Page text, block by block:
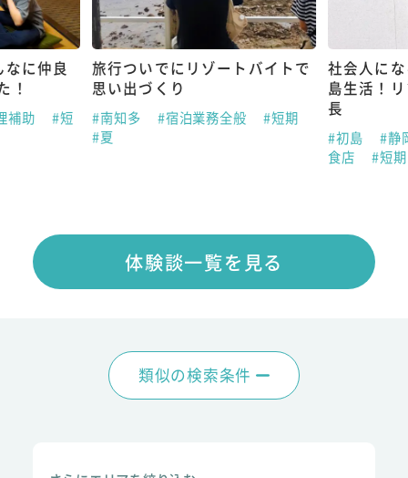
に仲良
！
補助 #短
旅行ついでにリゾートバイトで
思い出づくり
#南知多 #宿泊業務全般
#短期
#夏
社会人に
島生活！
長
#初島
#静
食店
#短
体験談一覧を見る
類似の検索条件